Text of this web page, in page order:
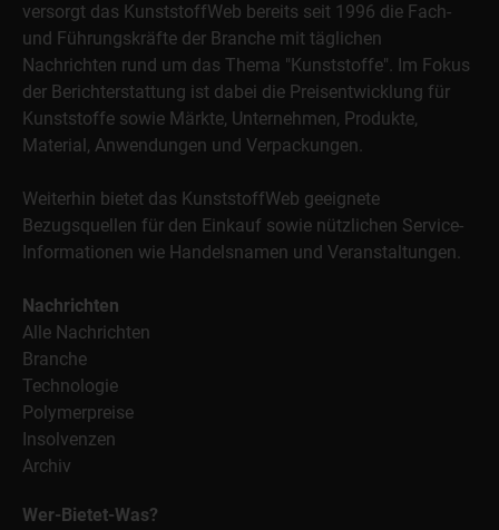
versorgt das KunststoffWeb bereits seit 1996 die Fach-
und Führungskräfte der Branche mit täglichen
Nachrichten rund um das Thema "Kunststoffe". Im Fokus
der Berichterstattung ist dabei die Preisentwicklung für
Kunststoffe sowie Märkte, Unternehmen, Produkte,
Material, Anwendungen und Verpackungen.
Weiterhin bietet das KunststoffWeb geeignete
Bezugsquellen für den Einkauf sowie nützlichen Service-
Informationen wie Handelsnamen und Veranstaltungen.
Nachrichten
Alle Nachrichten
Branche
Technologie
Polymerpreise
Insolvenzen
Archiv
Wer-Bietet-Was?